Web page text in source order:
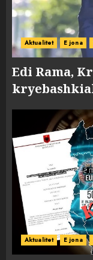
Aktualitet E jona
Edi Rama,
Aktualitet E jona